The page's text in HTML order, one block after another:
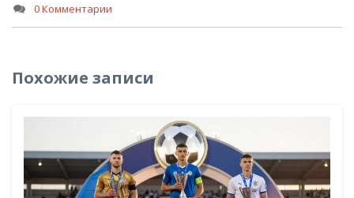
0 Комментарии
Похожие записи